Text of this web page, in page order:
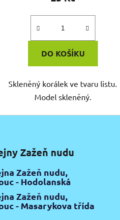
DO KOŠÍKU
Skleněný korálek ve tvaru listu.
Model skleněný.
Zažeň nudu
Zažeň nudu,
- Hodolanská
Zažeň nudu,
- Masarykova třída